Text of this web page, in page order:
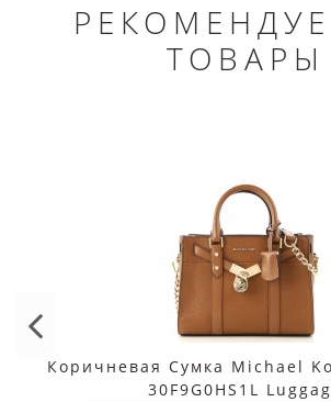
ТОВАРЫ
Коричневая Сумка Michael
30F9G0HS1L